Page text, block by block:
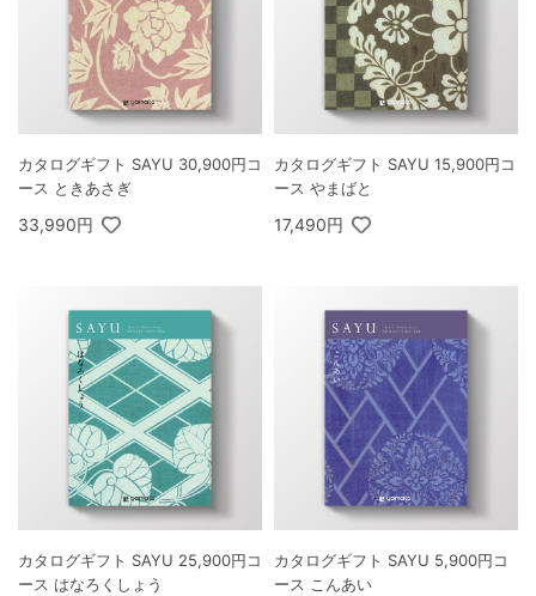
カタログギフト SAYU 30,900円コ
ース ときあさぎ
33,990円
カタログギフト SAYU 15,900円コ
ース やまばと
17,490円
カタログギフト SAYU 25,900円コ
ース はなろくしょう
カタログギフト SAYU 5,900円コ
ース こんあい